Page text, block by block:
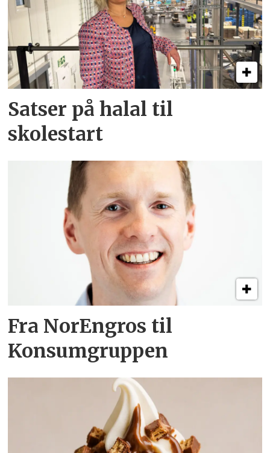
Satser på halal til
skolestart
Fra NorEngros til
Konsumgruppen